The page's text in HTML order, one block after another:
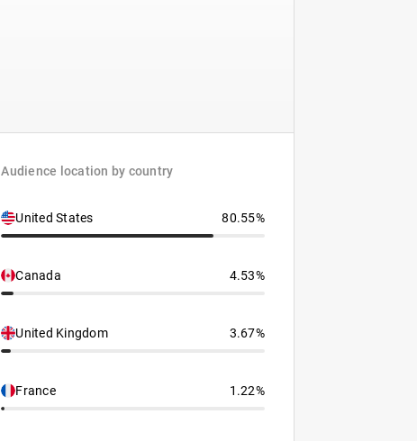
Audience location by country
United States 80.55%
Canada 4.53%
United Kingdom 3.67%
France 1.22%